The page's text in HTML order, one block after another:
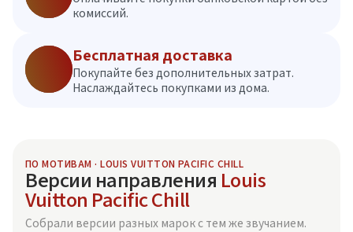
комиссий.
Бесплатная доставка
Покупайте без дополнительных затрат.
Наслаждайтесь покупками из дома.
ПО МОТИВАМ · LOUIS VUITTON PACIFIC CHILL
Версии направления Louis
Vuitton Pacific Chill
Собрали версии разных марок с тем же звучанием.